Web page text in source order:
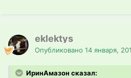
eklektys
Опубликовано 14 января,
ИринАмазон сказал: